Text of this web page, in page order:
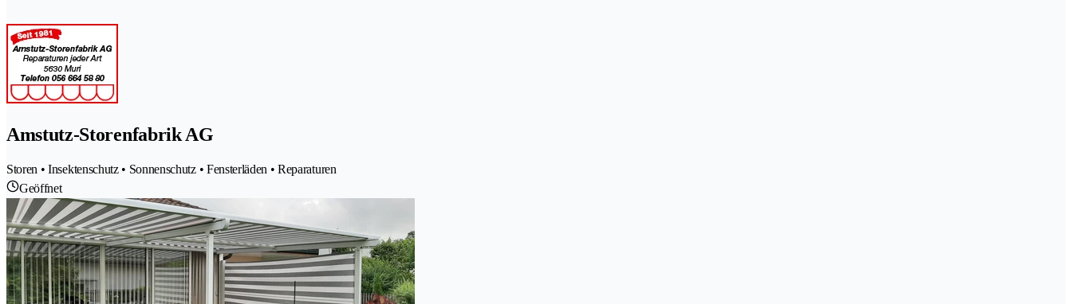
Amstutz-Storenfabrik AG
Storen • Insektenschutz • Sonnenschutz • Fensterläden • Reparaturen
Geöffnet